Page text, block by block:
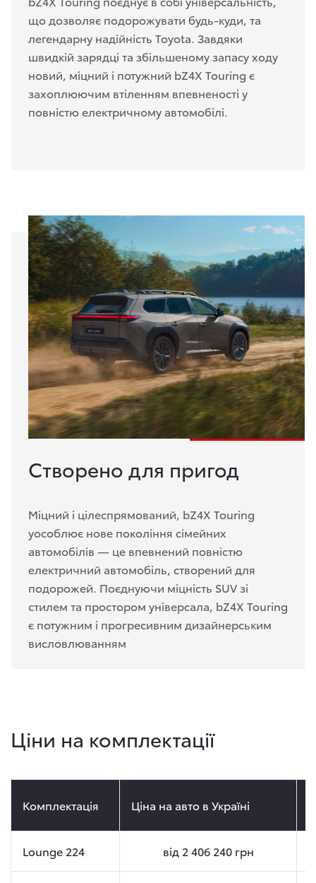
що дозволяє подорожувати будь-куди, та
легендарну надійність Toyota. Завдяки
швидкій зарядці та збільшеному запасу ходу
новий, міцний і потужний bZ4X Touring є
захоплюючим втіленням впевненості у
повністю електричному автомобілі.
Створено для пригод
Міцний і цілеспрямований, bZ4X Touring
уособлює нове покоління сімейних
автомобілів — це впевнений повністю
електричний автомобіль, створений для
подорожей. Поєднуючи міцність SUV зі
стилем та простором універсала, bZ4X Touring
є потужним і прогресивним дизайнерським
висловлюванням
Ціни на комплектації
Комплектація Ціна на авто в Україні
Lounge 224 від 2 406 240грн